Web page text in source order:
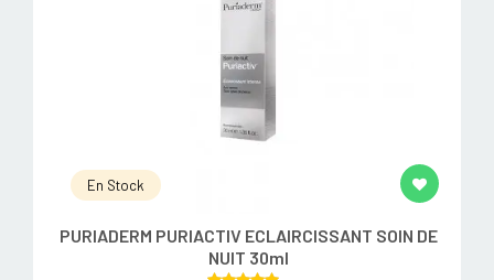
En Stock
PURIADERM PURIACTIV ECLAIRCISSANT SOIN DE
NUIT 30ml